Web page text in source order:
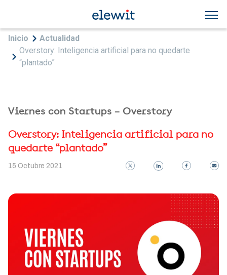
Sobrescribir enlaces de ayuda a la
Inicio
Actualidad
Overstory: Inteligencia artificial para no quedarte
“plantado”
Viernes con Startups – Overstory
Overstory: Inteligencia artificial para no
quedarte “plantado”
15 Octubre 2021